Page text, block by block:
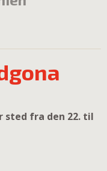
sted fra den 22. til